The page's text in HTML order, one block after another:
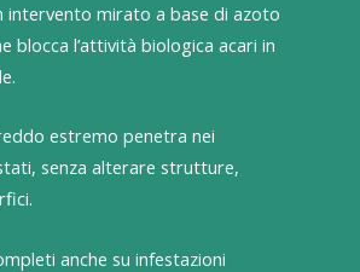
intervento mirato a base di azoto
blocca l’attività biologica acari in
estremo penetra nei
senza alterare strutture,
anche su infestazioni